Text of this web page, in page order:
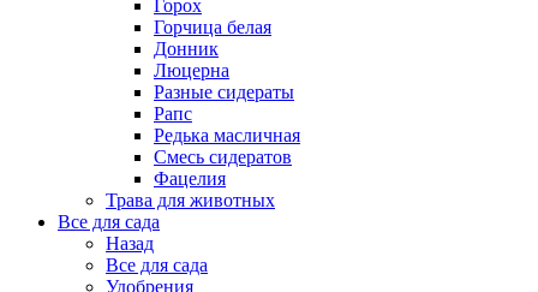
Горох
Горчица белая
Донник
Люцерна
Разные сидераты
Рапс
Редька масличная
Смесь сидератов
Фацелия
Трава для животных
Все для сада
Назад
Все для сада
Удобрения